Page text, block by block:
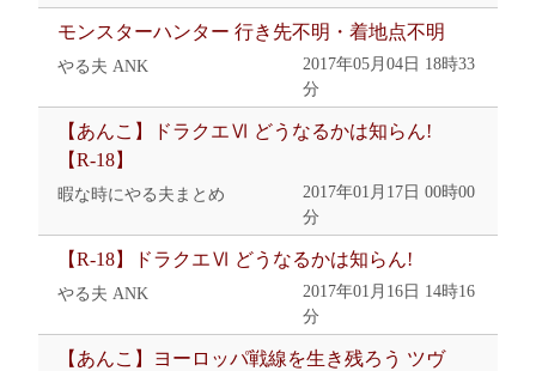
モンスターハンター 行き先不明・着地点不明
やる夫 ANK
2017年05月04日 18時33
分
【あんこ】ドラクエⅥ どうなるかは知らん!
【R-18】
暇な時にやる夫まとめ
2017年01月17日 00時00
分
【R-18】ドラクエⅥ どうなるかは知らん!
やる夫 ANK
2017年01月16日 14時16
分
【あんこ】ヨーロッパ戦線を生き残ろう ツヴ